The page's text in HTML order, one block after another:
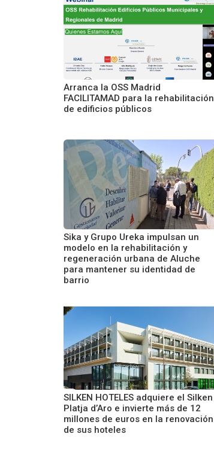
Arranca la OSS Madrid
FACILITAMAD para la rehabilitación
de edificios públicos
Sika y Grupo Ureka impulsan un
modelo en la rehabilitación y
regeneración urbana de Aluche
para mantener su identidad de
barrio
SILKEN HOTELES adquiere el Silken
Platja d’Aro e invierte más de 12
millones de euros en la renovación
de sus hoteles